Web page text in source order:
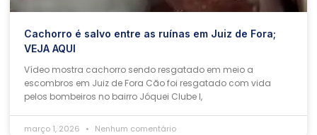
Cachorro é salvo entre as ruínas em Juiz de Fora;
VEJA AQUI
Vídeo mostra cachorro sendo resgatado em meio a
escombros em Juiz de Fora Cão foi resgatado com vida
pelos bombeiros no bairro Jóquei Clube I,
março 1, 2026 Nenhum comentário